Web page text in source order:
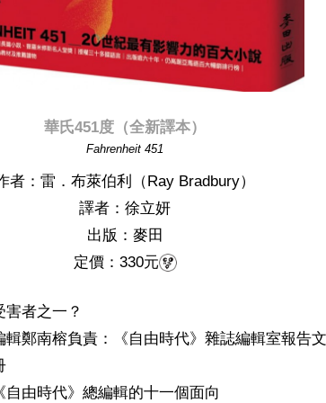
華氏451度（全新譯本）
Fahrenheit 451
者：雷．布萊伯利（Ray Bradbury）
譯者：徐立妍
出版：麥田
定價：330元
者之一？
輯鄭南榕負責：《自由時代》雜誌編輯室報告
由時代》總編輯的十一個面向